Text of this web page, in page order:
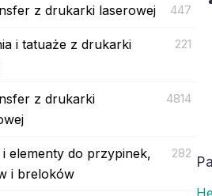
z drukarki laserowej 447
i tatuaże z drukarki
221
z drukarki
4814
elementy do przypinek,
i breloków
282